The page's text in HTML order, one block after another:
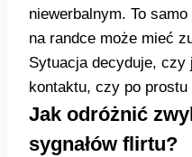
niewerbalnym. To
na randce może mieć
Sytuacja decyduje, czy
kontaktu, czy po
Jak odróżnić
sygnałów flirtu?